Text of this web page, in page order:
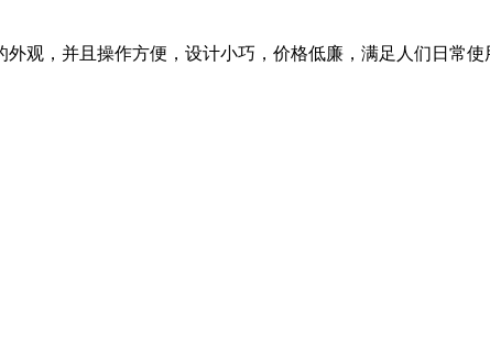
观，并且操作方便，设计小巧，价格低廉，满足人们日常使